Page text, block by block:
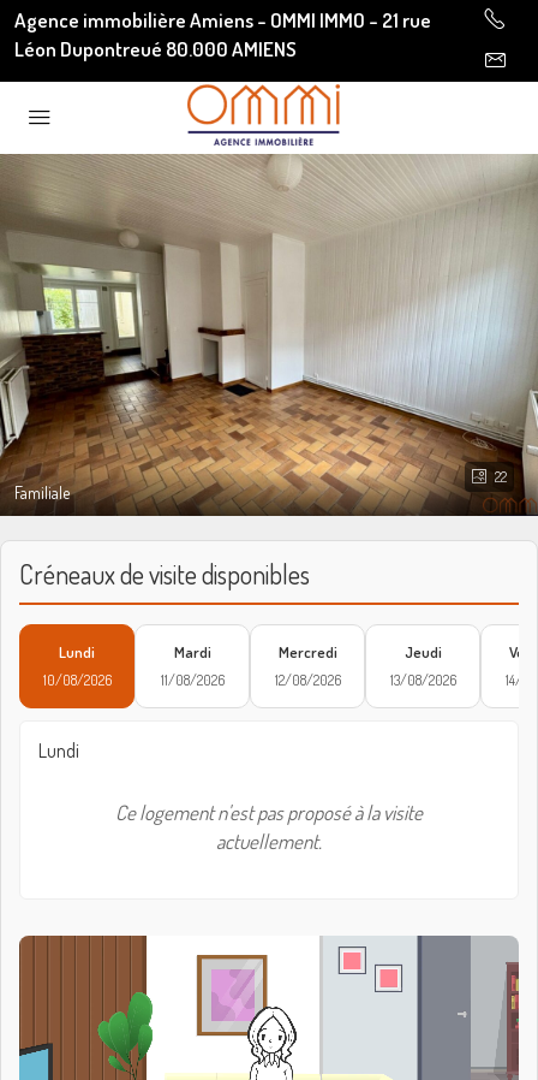
Agence immobilière Amiens - OMMI IMMO - 21 rue
Léon Dupontreué 80.000 AMIENS
22
Familiale
Créneaux de visite disponibles
Lundi
10/08/2026
Mardi
11/08/2026
Mercredi
12/08/2026
Jeudi
13/08/2026 14/
Lundi
Ce logement n'est pas proposé à la visite
actuellement.